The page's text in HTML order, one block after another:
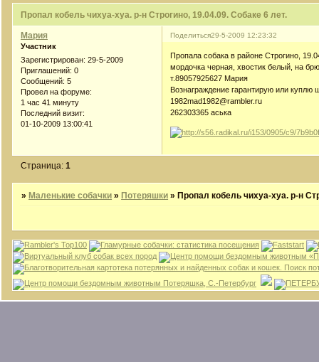
Пропал кобель чихуа-хуа. р-н Строгино, 19.04.09. Собаке 6 лет.
Поделиться29-5-2009 12:23:32
Мария
Участник
Зарегистрирован: 29-5-2009
Приглашений: 0
Сообщений: 5
Провел на форуме:
1 час 41 минуту
Последний визит:
01-10-2009 13:00:41
Пропала собака в районе Строгино,
мордочка черная, хвостик белый, на
т.89057925627 Мария
Вознаграждение гарантирую или куплю
1982mad1982@rambler.ru
262303365 аська
Страница:1
» Маленькие собачки » Потеряшки »Пропал кобель чихуа-хуа. р-н